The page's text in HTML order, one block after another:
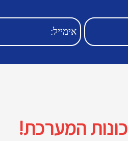
המערכת!